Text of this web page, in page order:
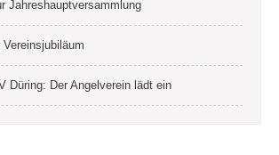
Jahreshauptversammlung
Düring: Der Angelverein lädt ein